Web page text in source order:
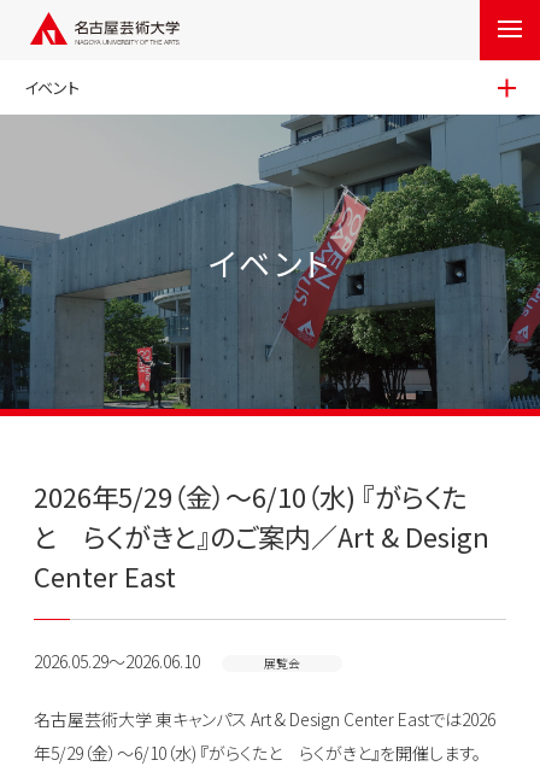
イベント
イベント
2026年5/29（金）〜6/10（水) 『がらくた
と らくがきと』のご案内／Art & Design
Center East
2026.05.29～2026.06.10 展覧会
名古屋芸術大学 東キャンパス Art & Design Center Eastでは2026
年5/29（金）〜6/10（水) 『がらくたと らくがきと』を開催します。